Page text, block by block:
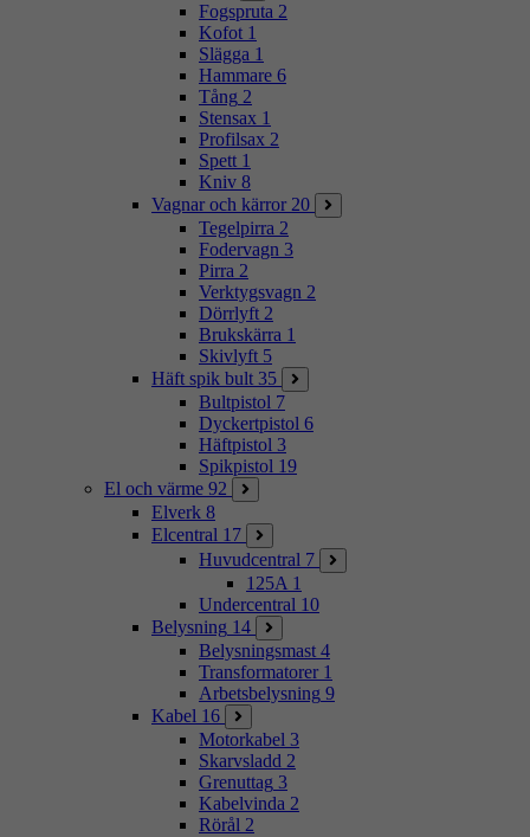
Fogspruta 2
Kofot 1
Slägga 1
Hammare 6
Tång 2
Stensax 1
Profilsax 2
Spett 1
Kniv 8
Vagnar och kärror 20
Tegelpirra 2
Fodervagn 3
Pirra 2
Verktygsvagn 2
Dörrlyft 2
Brukskärra 1
Skivlyft 5
Häft spik bult 35
Bultpistol 7
Dyckertpistol 6
Häftpistol 3
Spikpistol 19
El och värme 92
Elverk 8
Elcentral 17
Huvudcentral 7
125A 1
Undercentral 10
Belysning 14
Belysningsmast 4
Transformatorer 1
Arbetsbelysning 9
Kabel 16
Motorkabel 3
Skarvsladd 2
Grenuttag 3
Kabelvinda 2
Rörål 2